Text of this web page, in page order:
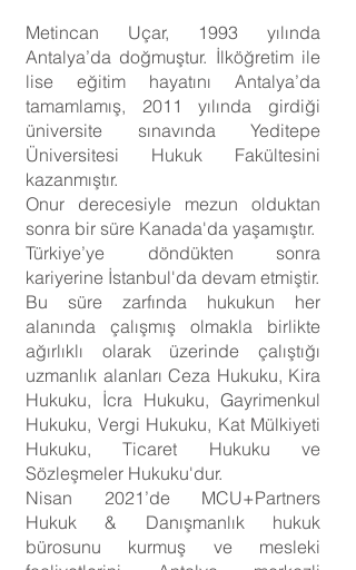
Metincan Uçar, 1993 yılında
Antalya’da doğmuştur. İlköğretim ile
lise eğitim hayatını Antalya’da
tamamlamış, 2011 yılında girdiği
üniversite sınavında Yeditepe
Üniversitesi Hukuk Fakültesini
kazanmıştır.
Onur derecesiyle mezun olduktan
sonra bir süre Kanada'da yaşamıştır.
Türkiye’ye döndükten sonra
kariyerine İstanbul'da devam etmiştir.
Bu süre zarfında hukukun her
alanında çalışmış olmakla birlikte
ağırlıklı olarak üzerinde çalıştığı
uzmanlık alanları Ceza Hukuku, Kira
Hukuku, İcra Hukuku, Gayrimenkul
Hukuku, Vergi Hukuku, Kat Mülkiyeti
Hukuku, Ticaret Hukuku ve
Sözleşmeler Hukuku'dur.
Nisan 2021’de MCU+Partners
Hukuk & Danışmanlık hukuk
bürosunu kurmuş ve mesleki